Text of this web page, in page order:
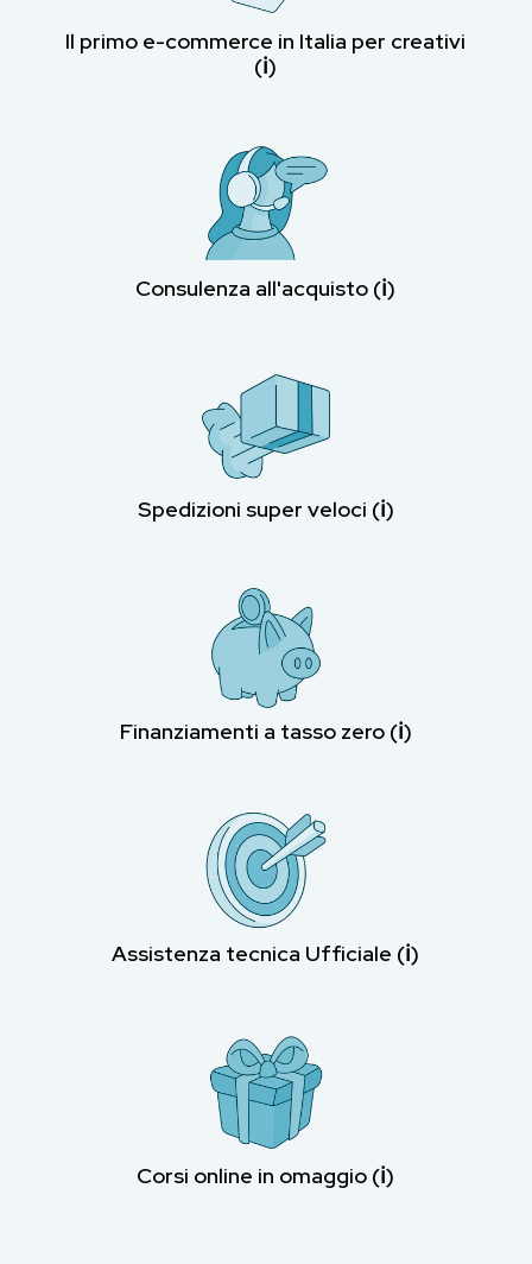
Il primo e-commerce in Italia per creativi
(ℹ︎)
Consulenza all'acquisto (ℹ︎)
Spedizioni super veloci (ℹ︎)
Finanziamenti a tasso zero (ℹ︎)
Assistenza tecnica Ufficiale (ℹ︎)
Corsi online in omaggio (ℹ︎)